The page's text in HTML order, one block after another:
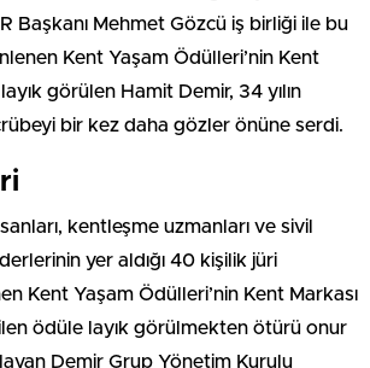
Başkanı Mehmet Gözcü iş birliği ile bu
Kent Yaşam Ödülleri’nin Kent
görülen Hamit Demir, 34 yılın
bir kez daha gözler önüne serdi.
kentleşme uzmanları ve sivil
yer aldığı 40 kişilik jüri
Kent Yaşam Ödülleri’nin Kent Markası
ödüle layık görülmekten ötürü onur
Demir Grup Yönetim Kurulu